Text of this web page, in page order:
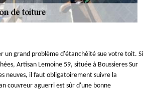
un grand problème d'étanchéité sue votre toit. Si
Artisan Lemoine 59, située à Boussieres Sur
neuves, il faut obligatoirement suivre la
couvreur aguerri est sûr d'une bonne